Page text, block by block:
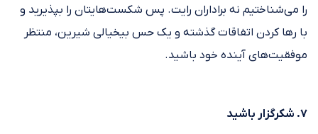
را می‌شناختیم نه براداران رایت. پس شکست‌هایتان را بپذیرید و
با رها کردن اتفاقات گذشته و یک حس بیخیالی شیرین، منتظر
موفقیت‌های آینده خود باشید.
۷. شکرگزار باشید